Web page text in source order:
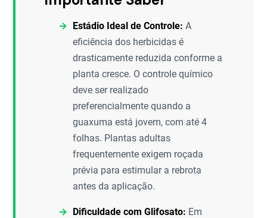
Estádio Ideal de Controle: A
eficiência dos herbicidas é
drasticamente reduzida conforme a
planta cresce. O controle químico
deve ser realizado
preferencialmente quando a
guaxuma está jovem, com até 4
folhas. Plantas adultas
frequentemente exigem roçada
prévia para estimular a rebrota
antes da aplicação.
Dificuldade com Glifosato: Em